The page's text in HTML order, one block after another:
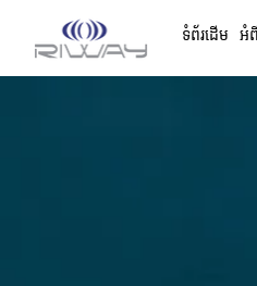
ទំព័រដើម អំ